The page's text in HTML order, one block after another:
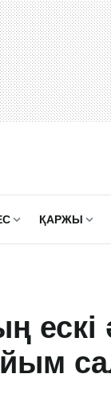
ҚАРЖЫ